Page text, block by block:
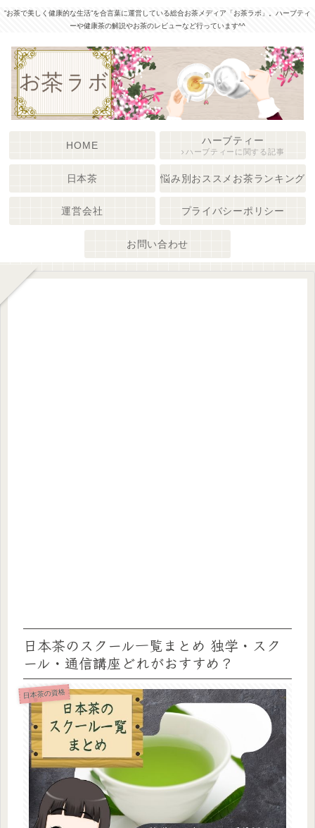
”お茶で美しく健康的な生活”を合言葉に運営している総合お茶メディア「お茶ラボ」。ハーブティ
ーや健康茶の解説やお茶のレビューなど行っています^^
HOME ハーブティー
ハーブティーに関する記事
日本茶 悩み別おススメお茶ランキング
運営会社 プライバシーポリシー
お問い合わせ
日本茶のスクール一覧まとめ 独学・スク
ール・通信講座どれがおすすめ？
日本茶の資格